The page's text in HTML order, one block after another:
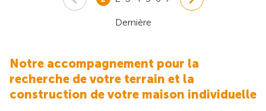
Dernière
Notre accompagnement pour la
recherche de votre terrain et la
construction de votre maison individuelle